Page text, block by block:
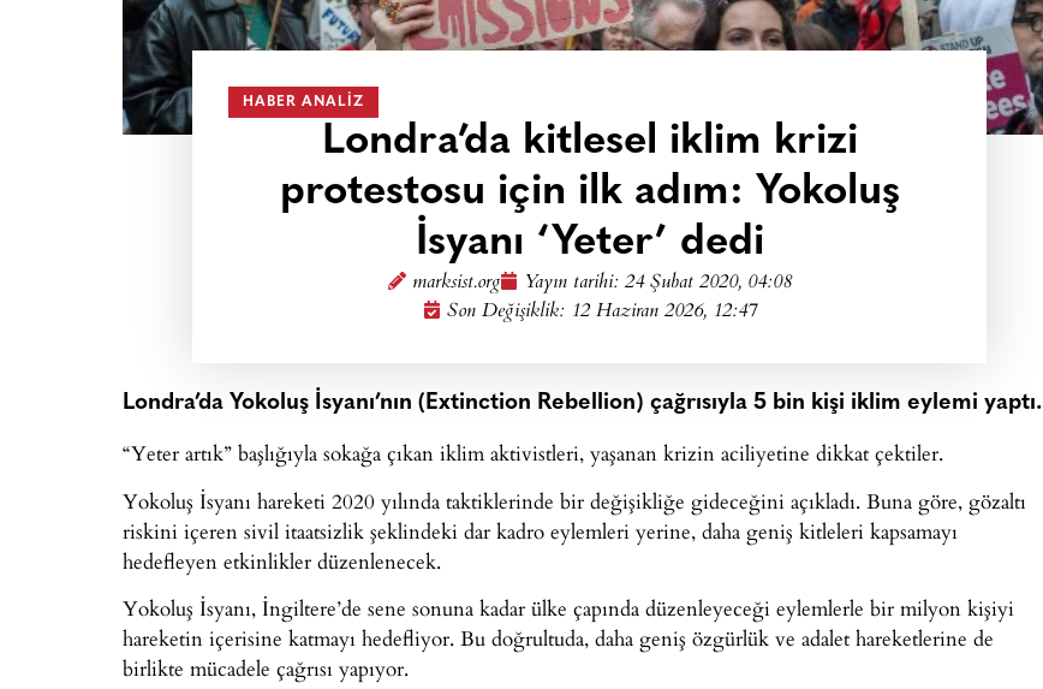
HABER ANALIZ
Londra’da kitlesel iklim krizi
protestosu için ilk adım: Yokoluş
İsyanı ‘Yeter’ dedi
marksist.org Yayın tarihi: 24 Şubat 2020, 04:08
Son Değişiklik: 12 Haziran 2026, 12:47
Londra’da Yokoluş İsyanı’nın (Extinction Rebellion) çağrısıyla 5 bin kişi iklim eylemi yaptı.
“Yeter artık” başlığıyla sokağa çıkan iklim aktivistleri, yaşanan krizin aciliyetine dikkat çektiler.
Yokoluş İsyanı hareketi 2020 yılında taktiklerinde bir değişikliğe gideceğini açıkladı. Buna göre, gözaltı
riskini içeren sivil itaatsizlik şeklindeki dar kadro eylemleri yerine, daha geniş kitleleri kapsamayı
hedefleyen etkinlikler düzenlenecek.
Yokoluş İsyanı, İngiltere’de sene sonuna kadar ülke çapında düzenleyeceği eylemlerle bir milyon kişiyi
hareketin içerisine katmayı hedefliyor. Bu doğrultuda, daha geniş özgürlük ve adalet hareketlerine de
birlikte mücadele çağrısı yapıyor.